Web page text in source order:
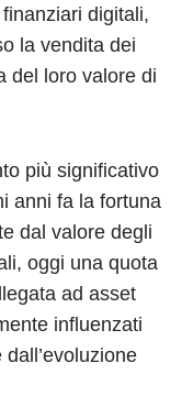
digitali,
la vendita dei
del loro valore di
più significativo
anni fa la fortuna
dal valore degli
oggi una quota
ad asset
influenzati